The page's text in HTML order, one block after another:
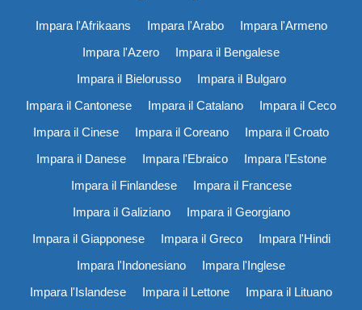
Impara l'Afrikaans Impara l'Arabo
Impara l'Armeno
Impara l'Azero
Impara il Bengalese
Impara il Bielorusso
Impara il Bulgaro
Impara il Cantonese
Impara il Catalano
Impara il Ceco
Impara il Cinese
Impara il Coreano
Impara il Croato
Impara il Danese
Impara l'Ebraico
Impara l'Estone
Impara il Finlandese
Impara il Francese
Impara il Galiziano
Impara il Georgiano
Impara il Giapponese
Impara il Greco
Impara l'Hindi
Impara l'Indonesiano
Impara l'Inglese
Impara l'Islandese
Impara il Lettone
Impara il Lituano